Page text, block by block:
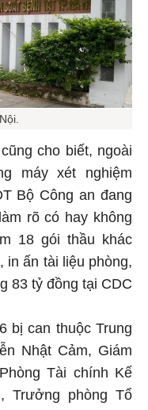
cho biết, ngoài
máy xét nghiệm
Bộ Công an đang
rõ có hay không
18 gói thầu khác
in ấn tài liệu phòng,
83 tỷ đồng tại CDC
bị can thuộc Trung
Nhật Cảm, Giám
Tài chính Kế
Trưởng phòng Tổ